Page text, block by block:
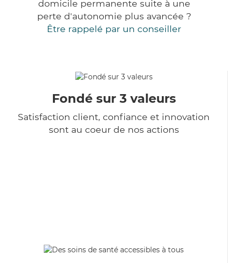
domicile permanente suite à une
perte d'autonomie plus avancée ?
Être rappelé par un conseiller
Fondé sur 3 valeurs
Satisfaction client, confiance et innovation
sont au coeur de nos actions